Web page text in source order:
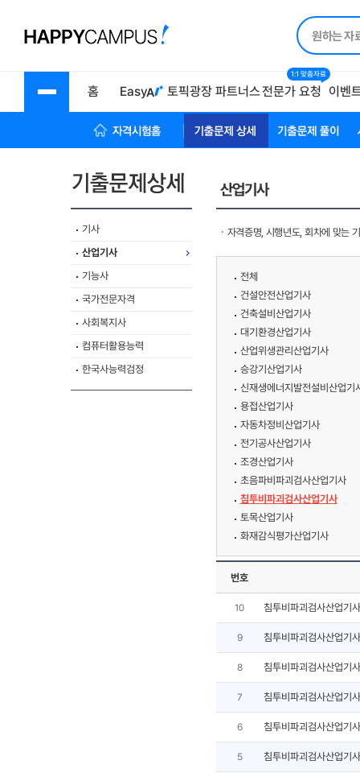
홈 Easy 토픽광장 파트너스전문가 요청
1:1 맞춤자료
이벤
자격시험 홈 기출문제상세 기출문제풀이
기사
산업기사
기능사
국가전문자격
사회복지사
컴퓨터활용능력
한국사능력검정
산업기사
자격증명, 시행년도, 회차에 맞는
전체
건설안전산업기사
건축설비산업기사
대기환경산업기사
산업위생관리산업기사
승강기산업기사
신재생에너지발전설비산업기
용접산업기사
자동차정비산업기사
전기공사산업기사
조경산업기사
초음파비파괴검사산업기사
침투비파괴검사산업기사
토목산업기사
화재감식평가산업기사
번호
10 침투비파괴검사산업기
9 침투비파괴검사산업기
8 침투비파괴검사산업기
7 침투비파괴검사산업기
6 침투비파괴검사산업기
5 침투비파괴검사산업기